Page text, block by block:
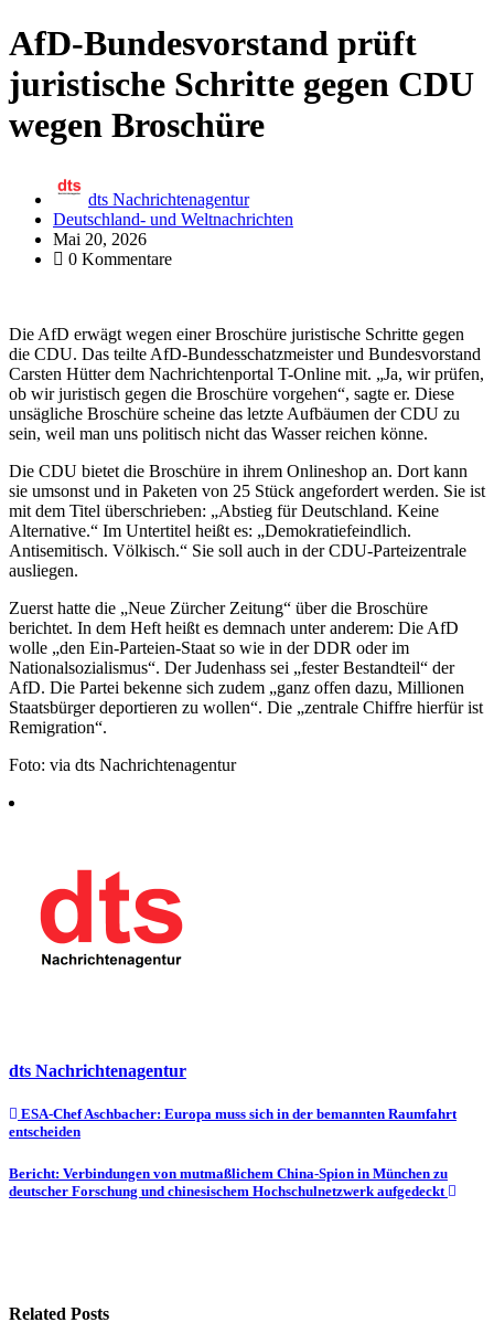
AfD-Bundesvorstand prüft
juristische Schritte gegen CDU
wegen Broschüre
dts Nachrichtenagentur
Deutschland- und Weltnachrichten
Mai 20, 2026
0 Kommentare
Die AfD erwägt wegen einer Broschüre juristische Schritte gegen
die CDU. Das teilte AfD-Bundesschatzmeister und Bundesvorstand
Carsten Hütter dem Nachrichtenportal T-Online mit. „Ja, wir prüfen,
ob wir juristisch gegen die Broschüre vorgehen“, sagte er. Diese
unsägliche Broschüre scheine das letzte Aufbäumen der CDU zu
sein, weil man uns politisch nicht das Wasser reichen könne.
Die CDU bietet die Broschüre in ihrem Onlineshop an. Dort kann
sie umsonst und in Paketen von 25 Stück angefordert werden. Sie ist
mit dem Titel überschrieben: „Abstieg für Deutschland. Keine
Alternative.“ Im Untertitel heißt es: „Demokratiefeindlich.
Antisemitisch. Völkisch.“ Sie soll auch in der CDU-Parteizentrale
ausliegen.
Zuerst hatte die „Neue Zürcher Zeitung“ über die Broschüre
berichtet. In dem Heft heißt es demnach unter anderem: Die AfD
wolle „den Ein-Parteien-Staat so wie in der DDR oder im
Nationalsozialismus“. Der Judenhass sei „fester Bestandteil“ der
AfD. Die Partei bekenne sich zudem „ganz offen dazu, Millionen
Staatsbürger deportieren zu wollen“. Die „zentrale Chiffre hierfür ist
Remigration“.
Foto: via dts Nachrichtenagentur
dts Nachrichtenagentur
Beitragsnavigation
ESA-Chef Aschbacher: Europa muss sich in der bemannten Raumfahrt
entscheiden
Bericht: Verbindungen von mutmaßlichem China-Spion in München zu
deutscher Forschung und chinesischem Hochschulnetzwerk aufgedeckt
Related Posts